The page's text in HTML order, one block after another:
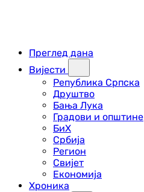
Преглед дана
Вијести
Република Српска
Друштво
Бања Лука
Градови и општине
БиХ
Србија
Регион
Свијет
Економија
Хроника